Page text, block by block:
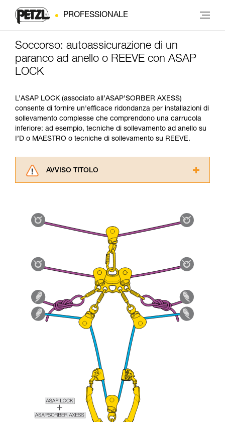
PROFESSIONALE
Soccorso: autoassicurazione di un
paranco ad anello o REEVE con ASAP
LOCK
L’ASAP LOCK (associato all’ASAP’SORBER AXESS)
consente di fornire un'efficace ridondanza per installazioni di
sollevamento complesse che comprendono una carrucola
inferiore: ad esempio, tecniche di sollevamento ad anello su
I’D o MAESTRO o tecniche di sollevamento su REEVE.
AVVISO TITOLO
informazioni dell’istruzione tecnica per poter
capire queste ulteriori informazioni.
La padronanza di queste tecniche richiede una
formazione ed un addestramento specifico.
Verificate con un professionista la vostra
capacità di rifare la manovra, da soli, in piena
sicurezza, prima di riprodurla autonomamente.
Forniamo esempi di tecniche relative alla vostra
attività. Ne possono esistere altre che non
vengono qui descritte.